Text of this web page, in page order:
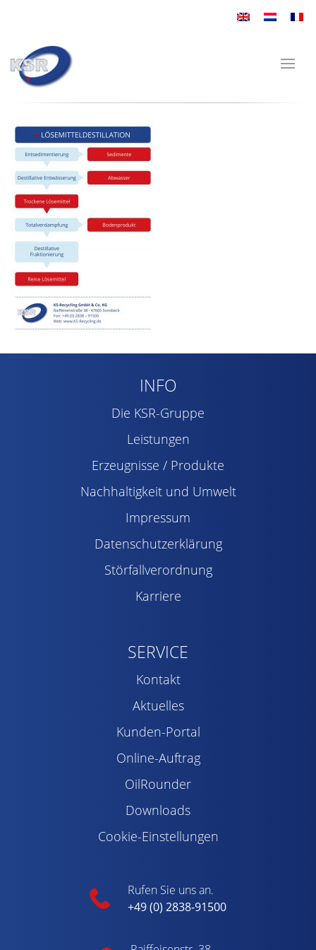
INFO
Die KSR-Gruppe
Leistungen
Erzeugnisse / Produkte
Nachhaltigkeit und Umwelt
Impressum
Datenschutzerklärung
Störfallverordnung
Karriere
SERVICE
Kontakt
Aktuelles
Kunden-Portal
Online-Auftrag
OilRounder
Downloads
Cookie-Einstellungen
Rufen Sie uns an.
+49 (0) 2838-91500